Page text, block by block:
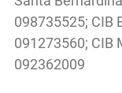
098735525; CIB
091273560; CIB
092362009